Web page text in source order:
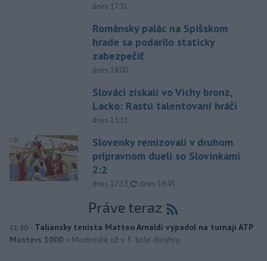
dnes 17:31
Románsky palác na Spišskom
hrade sa podarilo staticky
zabezpečiť
dnes 18:00
Slováci získali vo Vichy bronz,
Lacko: Rastú talentovaní hráči
dnes 15:51
Slovenky remizovali v druhom
prípravnom dueli so Slovinkami
2:2
dnes 17:13, aktualizované
dnes 19:45
Práve teraz
21:30 - Taliansky tenista Matteo Arnaldi vypadol na turnaji ATP
Masters 1000 v Montreale už v 3. kole dvojhry.